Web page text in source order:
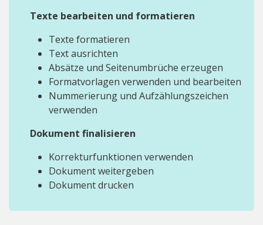
Texte bearbeiten und formatieren
Texte formatieren
Text ausrichten
Absätze und Seitenumbrüche erzeugen
Formatvorlagen verwenden und bearbeiten
Nummerierung und Aufzählungszeichen
verwenden
Dokument finalisieren
Korrekturfunktionen verwenden
Dokument weitergeben
Dokument drucken